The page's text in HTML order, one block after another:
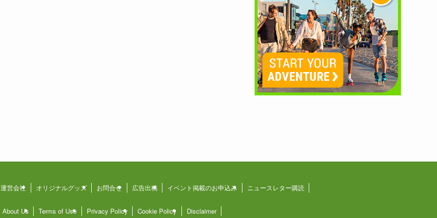
運営会社 オリジナルグッズ お問合せ 広告出稿 イベント掲載のお申込み ニュースレター購読
About Us Terms of Use Privacy Policy Cookie Policy Disclaimer